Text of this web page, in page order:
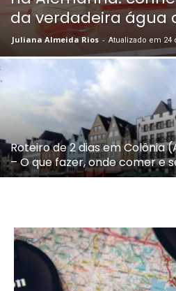
da verdadeira água
Juliana Almeida Rios - Atualizado em 24
Roteiro de 2 dias em Colônia
– O que fazer, onde comer e